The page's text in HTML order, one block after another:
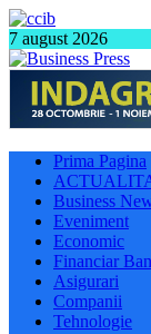
7 august 2026
Prima Pagina
Business
Eveniment
Economic
Financiar
Asigurari
Companii
Tehnologie